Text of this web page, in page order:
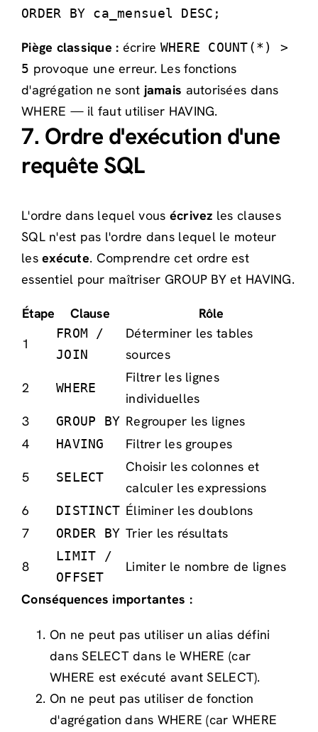
ORDER BY ca_mensuel DESC;
Piège classique : écrire WHERE COUNT(*) >
5 provoque une erreur. Les fonctions
d'agrégation ne sont jamais autorisées dans
WHERE — il faut utiliser HAVING.
7. Ordre d'exécution d'une
requête SQL
L'ordre dans lequel vous écrivez les clauses
SQL n'est pas l'ordre dans lequel le moteur
lesexécute. Comprendre cet ordre est
essentiel pour maîtriser GROUP BY et HAVING.
Étape Clause
Rôle
1
FROM /
JOIN
Déterminer les tables
sources
2 WHERE
Filtrer les lignes
individuelles
3
GROUP BY Regrouper les lignes
4
HAVING Filtrer les groupes
5 SELECT
Choisir les colonnes et
calculer les expressions
6
DISTINCT Éliminer les doublons
7
ORDER BY Trier les résultats
8
LIMIT /
OFFSET
Limiter le nombre de lignes
Conséquences importantes :
On ne peut pas utiliser un alias défini
dans SELECT dans le WHERE (car
WHERE est exécuté avant SELECT).
On ne peut pas utiliser de fonction
d'agrégation dans WHERE (car WHERE